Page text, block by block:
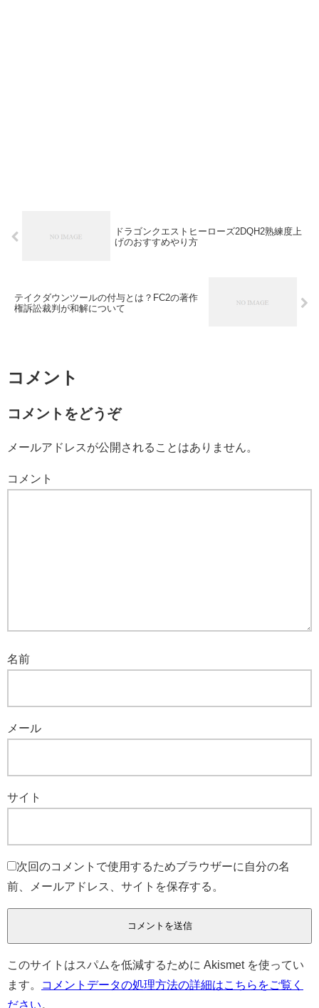
ドラゴンクエストヒーローズ2DQH2熟練度上
げのおすすめやり方
テイクダウンツールの付与とは？FC2の著作
権訴訟裁判が和解について
コメント
コメントをどうぞ
メールアドレスが公開されることはありません。
コメント
名前
メール
サイト
次回のコメントで使用するためブラウザーに自分の名
前、メールアドレス、サイトを保存する。
このサイトはスパムを低減するために Akismet を使ってい
ます。
コメントデータの処理方法の詳細はこちらをご覧く
ださい。